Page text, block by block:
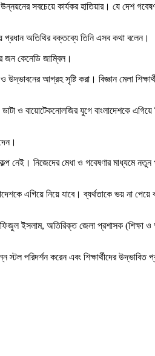
সবচেয়ে কার্যকর হাতিয়ার। যে দেশ
প্রধান অতিথির বক্তব্যে তিনি এসব কথা বলেন।
জন কেনেডি জাম্বিল।
আগ্রহ সৃষ্টি করা। বিজ্ঞান মেলা
বায়োটেকনোলজির যুগে বাংলাদেশকে এগিয়ে
নেই। নিজেদের মেধা ও গবেষণার মাধ্যমে
এগিয়ে নিয়ে যাবে। ব্যর্থতাকে ভয় না
ইসলাম, অতিরিক্ত জেলা প্রশাসক (শিক্ষা
পরিদর্শন করেন এবং শিক্ষার্থীদের